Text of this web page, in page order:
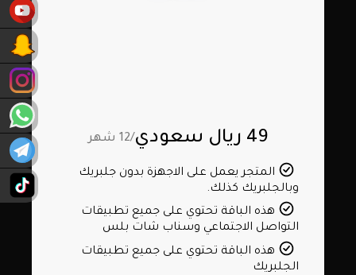
49 ريال سعودي /12 شهر
المتجر يعمل على الاجهزة بدون جلبريك
وبالجلبريك كذلك.
هذه الباقة تحتوي على جميع تطبيقات
التواصل الاجتماعي وسناب شات بلس
هذه الباقة تحتوي على جميع تطبيقات
الجلبريك